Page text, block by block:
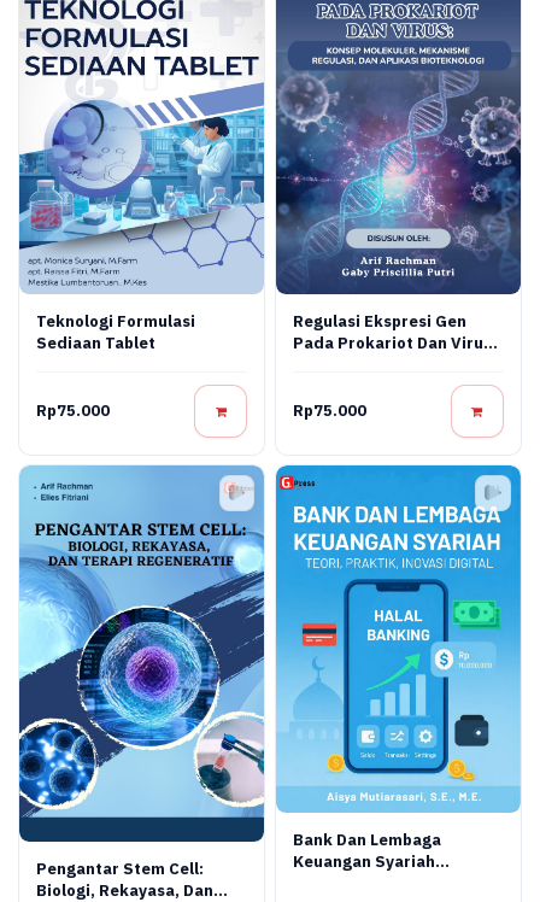
Teknologi Formulasi
Sediaan Tablet
Rp75.000
Regulasi Ekspresi Gen
Pada Prokariot Dan Virus:
Mekanisme Regulasi, Dan
Aplikasi Bioteknologi
Rp75.000
Pengantar Stem Cell:
Biologi, Rekayasa, Dan
Bank Dan Lembaga
Keuangan Syariah